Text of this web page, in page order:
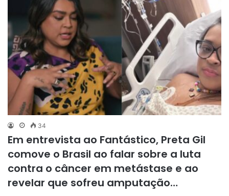
34
Em entrevista ao Fantástico, Preta Gil
comove o Brasil ao falar sobre a luta
contra o câncer em metástase e ao
revelar que sofreu amputação…